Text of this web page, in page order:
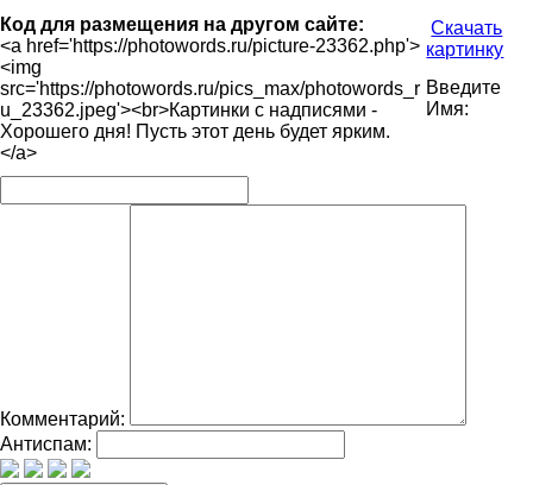
Код для размещения на другом сайте:
<a href='https://photowords.ru/picture-23362.php'>
<img
src='https://photowords.ru/pics_max/photowords_r
u_23362.jpeg'><br>Картинки с надписями -
Хорошего дня! Пусть этот день будет ярким.
</a>
Скачать
картинку
Введите
Имя:
Комментарий:
Антиспам: